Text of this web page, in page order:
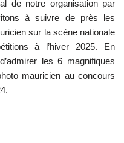
de notre organisation par
à suivre de près les
sur la scène nationale
à l’hiver 2025. En
les 6 magnifiques
mauricien au concours